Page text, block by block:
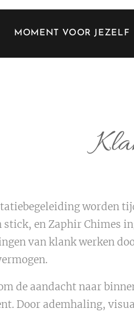
MOMENT VOOR JEZELF
worden
en Zaphir Chimes
van klank werken
de aandacht naar
Door ademhaling,